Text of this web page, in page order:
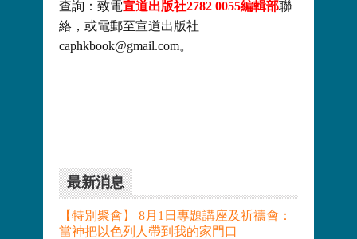
查詢：致電宣道出版社2782 0055編輯部聯
絡，或電郵至宣道出版社
caphkbook@gmail.com。
最新消息
【特別聚會】 8月1日專題講座及祈禱會：
當神把以色列人帶到我的家門口